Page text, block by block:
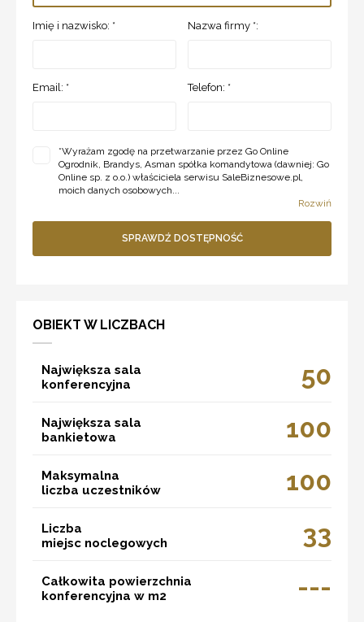
Imię i nazwisko: * Nazwa firmy *:
Email: * Telefon: *
*Wyrażam zgodę na przetwarzanie przez Go Online
Ogrodnik, Brandys, Asman spółka komandytowa (dawniej: Go
Online sp. z o.o.) właściciela serwisu SaleBiznesowe.pl,
moich danych osobowych...
Rozwiń
SPRAWDŹ DOSTĘPNOŚĆ
OBIEKT W LICZBACH
Największa sala
konferencyjna
50
Największa sala
bankietowa
100
Maksymalna
liczba uczestników
100
Liczba
miejsc noclegowych
33
Całkowita powierzchnia
konferencyjna w m2
---